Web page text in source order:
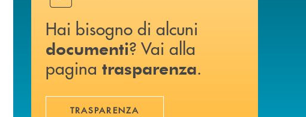
Hai bisogno di alcuni
documenti? Vai alla
pagina trasparenza.
TRASPARENZA